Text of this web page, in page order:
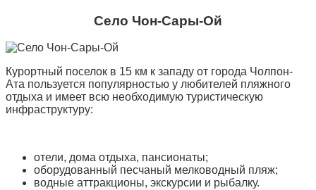
Село Чон-Сары-Ой
Курортный поселок в 15 км к западу от города Чолпон-
Ата пользуется популярностью у любителей пляжного
отдыха и имеет всю необходимую туристическую
инфраструктуру:
отели, дома отдыха, пансионаты;
оборудованный песчаный мелководный пляж;
водные аттракционы, экскурсии и рыбалку.